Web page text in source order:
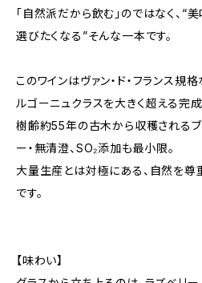
「自然派だから飲む」のではなく、“
選びたくなる”そんな一本です。
このワインはヴァン・ド・フランス規
ルゴーニュクラスを大きく超える完成
樹齢約55年の古木から収穫されるブ
ー・無清澄、SO₂添加も最小限。
大量生産とは対極にある、自然を尊
です。
【味わい】